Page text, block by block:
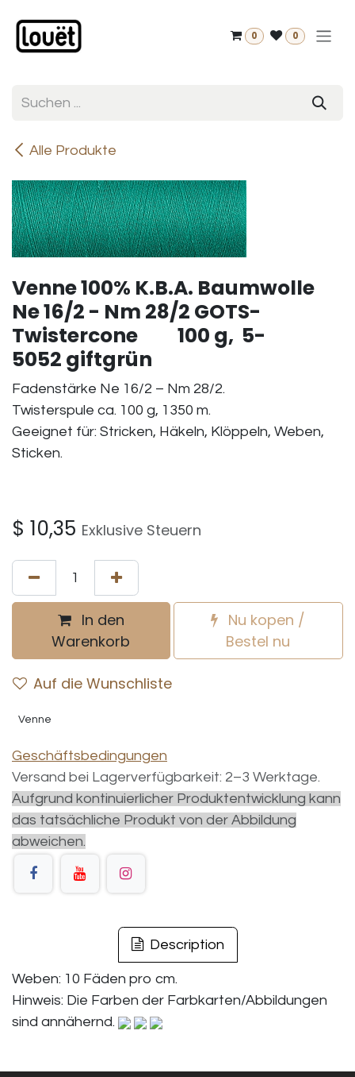
0 0
Alle Produkte
Venne 100% K.B.A. Baumwolle
Ne 16/2 - Nm 28/2 GOTS-
Twistercone 100 g, 5-
5052 giftgrün
Fadenstärke Ne 16/2 – Nm 28/2.
Twisterspule ca. 100 g, 1350 m.
Geeignet für: Stricken, Häkeln, Klöppeln, Weben,
Sticken.
$ 10,35 Exklusive Steuern
In den
Warenkorb
Nu kopen /
Bestel nu
Auf die Wunschliste
Venne
Geschäftsbedingungen
Versand bei Lagerverfügbarkeit: 2–3 Werktage.
Aufgrund kontinuierlicher Produktentwicklung kann
das tatsächliche Produkt von der Abbildung
abweichen.
Description
Weben: 10 Fäden pro cm.
Hinweis: Die Farben der Farbkarten/Abbildungen
sind annähernd.